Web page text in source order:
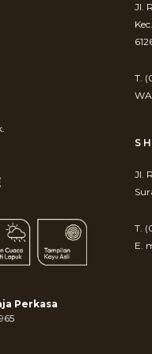
Perkasa
Jl.
T.
Jl.
T.
E.